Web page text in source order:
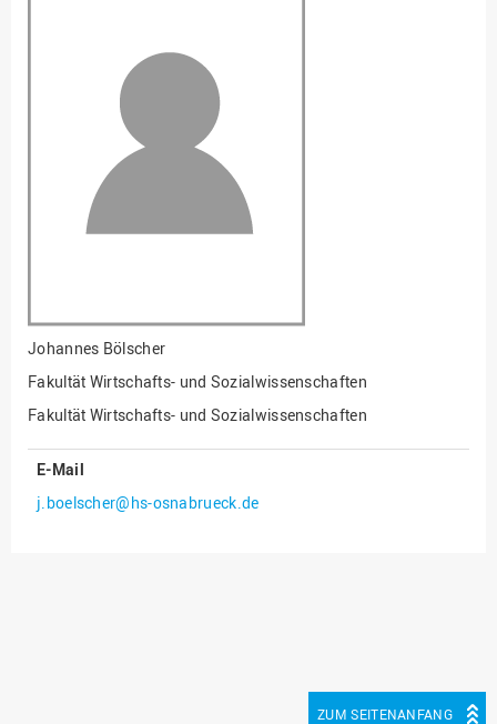
und Informatik
Fakultät Management,
Kultur und Technik
Fakultät Wirtschafts- und
Sozialwissenschaften
Finanzen
Gesellschaftliches
Hochschulplanung/-
strategie
Johannes Bölscher
Fakultät Wirtschafts- und Sozialwissenschaften
Fakultät Wirtschafts- und Sozialwissenschaften
E-Mail
j.boelscher@hs-osnabrueck.de
ZUM SEITENANFANG